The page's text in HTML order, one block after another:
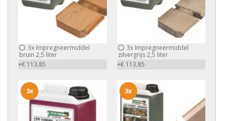
3x Impregneermiddel
bruin 2,5 liter
+€ 113,85
3xImpregneermiddel
zilvergrijs 2,5 liter
+€ 113,85
3x 3x